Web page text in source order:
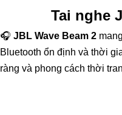
Tai nghe
🎧 JBL Wave Beam 2
Bluetooth ổn định và thời
ràng và phong cách thời